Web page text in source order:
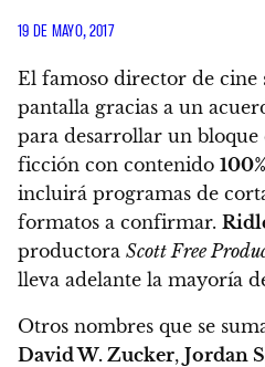
19 DE MAYO, 2017
El famoso director de cine
pantalla gracias a un
para desarrollar un bloque
ficción con contenido
incluirá programas de
formatos a confirmar.
productora Scott Free
lleva adelante la mayoría
Otros nombres que se
David W. Zucker, Jordan